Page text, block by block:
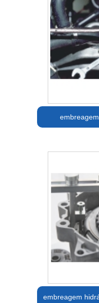
embreagem